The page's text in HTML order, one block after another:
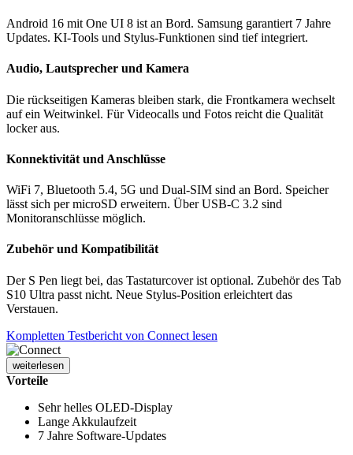
Android 16 mit One UI 8 ist an Bord. Samsung garantiert 7 Jahre
Updates. KI-Tools und Stylus-Funktionen sind tief integriert.
Audio, Lautsprecher und Kamera
Die rückseitigen Kameras bleiben stark, die Frontkamera wechselt
auf ein Weitwinkel. Für Videocalls und Fotos reicht die Qualität
locker aus.
Konnektivität und Anschlüsse
WiFi 7, Bluetooth 5.4, 5G und Dual-SIM sind an Bord. Speicher
lässt sich per microSD erweitern. Über USB-C 3.2 sind
Monitoranschlüsse möglich.
Zubehör und Kompatibilität
Der S Pen liegt bei, das Tastaturcover ist optional. Zubehör des Tab
S10 Ultra passt nicht. Neue Stylus-Position erleichtert das
Verstauen.
Kompletten Testbericht von Connect lesen
weiterlesen
Vorteile
Sehr helles OLED-Display
Lange Akkulaufzeit
7 Jahre Software-Updates